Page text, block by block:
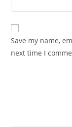
Save my name,
next time I